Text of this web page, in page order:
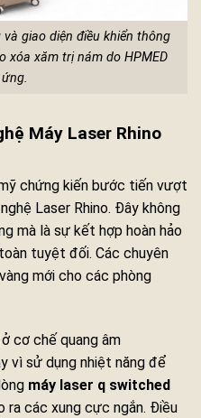
giao diện điều khiển thông
xóa xăm trị nám do HPMED
Máy Laser Rhino
chứng kiến bước tiến vượt
Laser Rhino. Đây không
mà là sự kết hợp hoàn hảo
tuyệt đối. Các chuyên
mới cho các phòng
cơ chế quang âm
vì sử dụng nhiệt năng để
máy laser q switched
ra các xung cực ngắn. Điều